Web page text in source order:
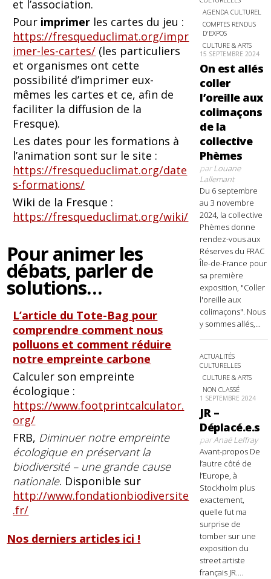
et l’association.
Pour imprimer les cartes du jeu :
https://fresqueduclimat.org/impr
imer-les-cartes/ (les particuliers
et organismes ont cette
possibilité d’imprimer eux-
mêmes les cartes et ce, afin de
faciliter la diffusion de la
Fresque).
Les dates pour les formations à
l’animation sont sur le site :
https://fresqueduclimat.org/date
s-formations/
Wiki de la Fresque :
https://fresqueduclimat.org/wiki/
Pour animer les
débats, parler de
solutions…
L’article du Tote-Bag pour
comprendre comment nous
polluons et comment réduire
notre empreinte carbone
Calculer son empreinte
écologique :
https://www.footprintcalculator.
org/
FRB, Diminuer notre empreinte
écologique en préservant la
biodiversité – une grande cause
nationale. Disponible sur
http://www.fondationbiodiversite
.fr/
Nos derniers articles ici !
AGENDA CULTUREL
COMPTES RENDUS
D'EXPOS
CULTURE & ARTS
15 SEPTEMBRE 2024
On est allés
coller
l’oreille aux
colimaçons
de la
collective
Phèmes
parLouane
Lallemant
Du 6 septembre
au 3 novembre
2024, la collective
Phèmes donne
rendez-vous aux
Réserves du FRAC
Île-de-France pour
sa première
exposition, "Coller
l'oreille aux
colimaçons". Nous
y sommes allés,...
ACTUALITÉS
CULTURELLES
CULTURE & ARTS
NON CLASSÉ
1 SEPTEMBRE 2024
JR –
Déplacé.e.s
parAnaë Leffray
Avant-propos De
l’autre côté de
l’Europe, à
Stockholm plus
exactement,
quelle fut ma
surprise de
tomber sur une
exposition du
street artiste
français JR....